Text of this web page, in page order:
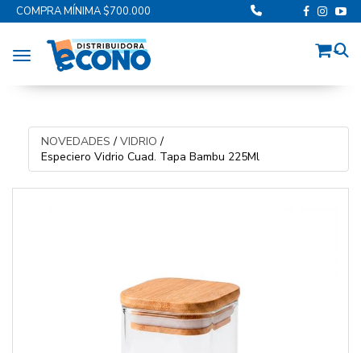
COMPRA MÍNIMA $700.000
Toggle navigation
NOVEDADES / VIDRIO /
Especiero Vidrio Cuad. Tapa Bambu 225Ml